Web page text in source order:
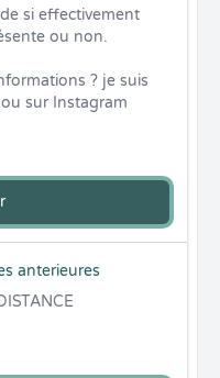
si effectivement
ou non.
? je suis
sur Instagram
anterieures